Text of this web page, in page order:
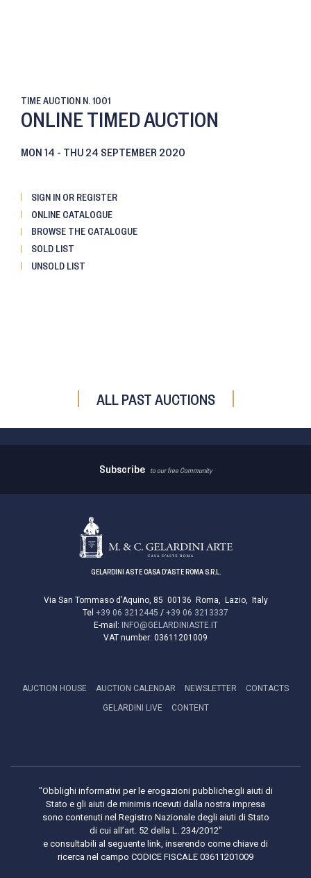
TIME AUCTION N. 1001
ONLINE TIMED AUCTION
MON 14 - THU 24 SEPTEMBER 2020
SIGN IN OR REGISTER
ONLINE CATALOGUE
BROWSE THE CATALOGUE
SOLD LIST
UNSOLD LIST
ALL PAST AUCTIONS
Subscribe to our free Community
GELARDINI ASTE CASA D'ASTE ROMA S.R.L.
Via San Tommaso d'Aquino, 85 00136 Roma, Lazio,
Italy
Tel +39 06 3212445 / +39 06 3213337
E-mail:
INFO@GELARDINIASTE.IT
VAT number: 03611201009
AUCTION HOUSE AUCTION CALENDAR NEWSLETTER
CONTACTS
GELARDINI LIVE
CONTENT
"Obblighi informativi per le erogazioni pubbliche:gli aiuti di
Stato e gli aiuti de minimis ricevuti dalla nostra impresa
sono contenuti nel Registro Nazionale degli aiuti di Stato
di cui all’art. 52 della L. 234/2012"
e consultabili al seguente link, inserendo come chiave di
ricerca nel campo CODICE FISCALE 03611201009